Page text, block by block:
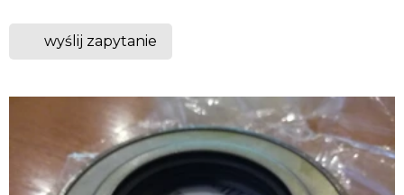
wyślij zapytanie